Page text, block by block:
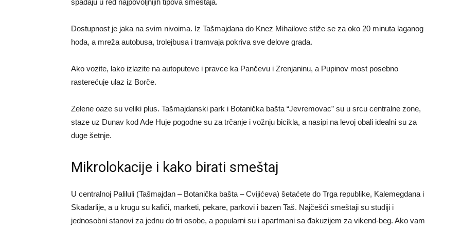
spadaju u red najpovoljnijih tipova smeštaja.
Dostupnost je jaka na svim nivoima. Iz Tašmajdana do Knez Mihailove stiže se za oko 20 minuta laganog
hoda, a mreža autobusa, trolejbusa i tramvaja pokriva sve delove grada.
Ako vozite, lako izlazite na autoputeve i pravce ka Pančevu i Zrenjaninu, a Pupinov most posebno
rasterećuje ulaz iz Borče.
Zelene oaze su veliki plus. Tašmajdanski park i Botanička bašta “Jevremovac” su u srcu centralne zone,
staze uz Dunav kod Ade Huje pogodne su za trčanje i vožnju bicikla, a nasipi na levoj obali idealni su za
duge šetnje.
Mikrolokacije i kako birati smeštaj
U centralnoj Paliluli (Tašmajdan – Botanička bašta – Cvijićeva) šetaćete do Trga republike, Kalemegdana i
Skadarlije, a u krugu su kafići, marketi, pekare, parkovi i bazen Taš. Najčešći smeštaji su studiji i
jednosobni stanovi za jednu do tri osobe, a popularni su i apartmani sa đakuzijem za vikend-beg. Ako vam